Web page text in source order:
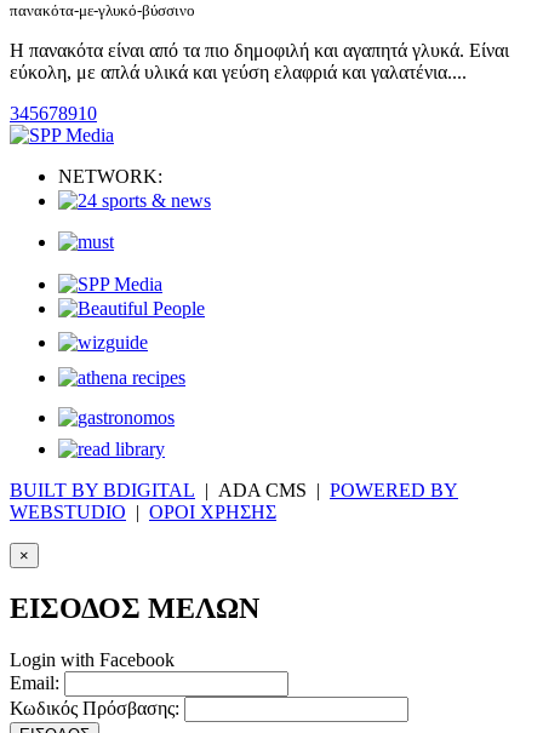
πανακότα-με-γλυκό-βύσσινο
Η πανακότα είναι από τα πιο δημοφιλή και αγαπητά γλυκά. Είναι
εύκολη, με απλά υλικά και γεύση ελαφριά και γαλατένια....
345678910
NETWORK:
BUILT BY BDIGITAL | ADA CMS | POWERED BY
WEBSTUDIO | ΟΡΟΙ ΧΡΗΣΗΣ
×
ΕΙΣΟΔΟΣ ΜΕΛΩΝ
Login with Facebook
Email:
Κωδικός Πρόσβασης: